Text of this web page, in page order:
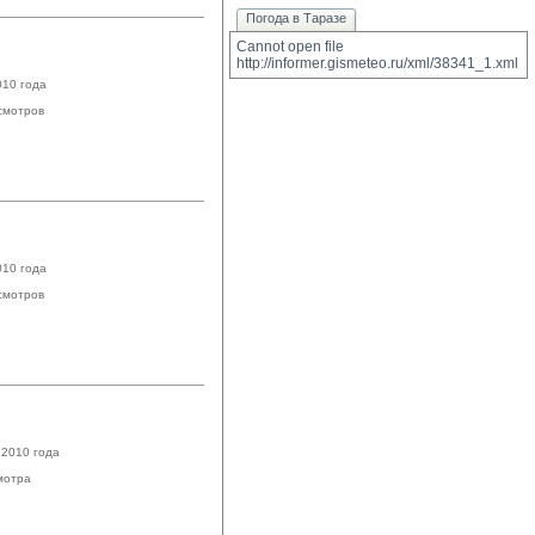
года
года
года
Погода в Таразе
Cannot open file
http://informer.gismeteo.ru/xml/38341_1.xml